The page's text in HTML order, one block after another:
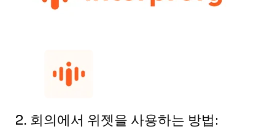
2. 회의에서 위젯을 사용하는 방법: